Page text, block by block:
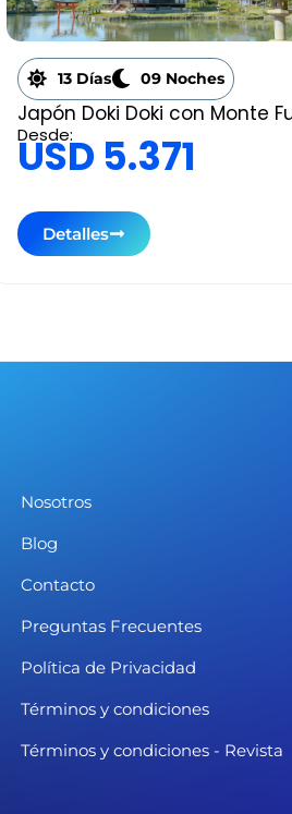
13 Días 09 Noches
Japón Doki Doki con Monte
Desde:
USD 5.371
Detalles
Nosotros
Blog
Contacto
Preguntas Frecuentes
Política de Privacidad
Términos y condiciones
Términos y condiciones - Revista